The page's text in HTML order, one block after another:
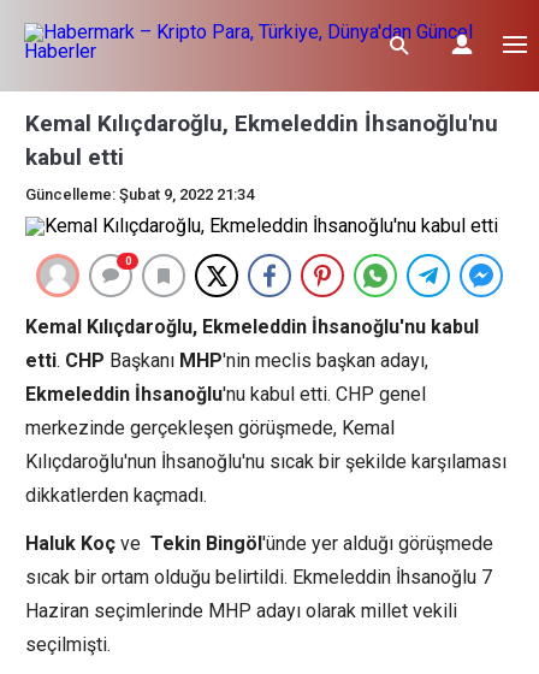
Kemal Kılıçdaroğlu, Ekmeleddin İhsanoğlu'nu
kabul etti
Güncelleme: Şubat 9, 2022 21:34
0
Kemal Kılıçdaroğlu, Ekmeleddin İhsanoğlu'nu kabul
etti. CHP Başkanı MHP'nin meclis başkan adayı,
Ekmeleddin İhsanoğlu'nu kabul etti. CHP genel
merkezinde gerçekleşen görüşmede, Kemal
Kılıçdaroğlu'nun İhsanoğlu'nu sıcak bir şekilde karşılaması
dikkatlerden kaçmadı.
Haluk Koç ve Tekin Bingöl'ünde yer alduğı görüşmede
sıcak bir ortam olduğu belirtildi. Ekmeleddin İhsanoğlu 7
Haziran seçimlerinde MHP adayı olarak millet vekili
seçilmişti.